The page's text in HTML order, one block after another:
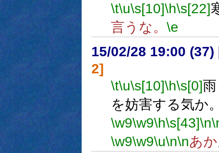
\t\u\s[10]\h\s[22]
言うな。 \e
15/02/28 19:00 (37)
2]
\t\u\s[10]\h\s[0]
を妨害する気か
\w9\w9\h\s[43]\n
\w9\w9\u\n\nあ